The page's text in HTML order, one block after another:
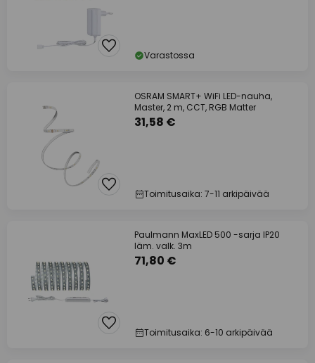
Varastossa
OSRAM SMART+ WiFi LED-nauha,
Master, 2 m, CCT, RGB Matter
31,58 €
Toimitusaika: 7-11 arkipäivää
Paulmann MaxLED 500 -sarja IP20
läm. valk. 3m
71,80 €
Toimitusaika: 6-10 arkipäivää